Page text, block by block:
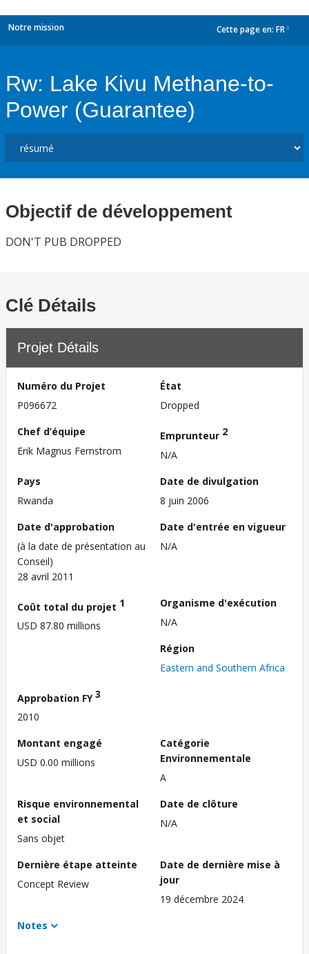
Notre mission Cette page en: FR
Rw: Lake Kivu Methane-to-
Power (Guarantee)
Objectif de développement
DON'T PUB DROPPED
Clé Détails
Projet Détails
Numéro du Projet
P096672
État
Dropped
Chef d’équipe
Erik Magnus Fernstrom
Emprunteur 2
N/A
Pays
Rwanda
Date de divulgation
8 juin 2006
Date d'approbation
(à la date de présentation au
Conseil)
28 avril 2011
Date d'entrée en vigueur
N/A
Coût total du projet 1
USD 87.80 millions
Organisme d'exécution
N/A
Région
Eastern and Southern Africa
Approbation FY3
2010
Montant engagé
USD 0.00 millions
Catégorie
Environnementale
A
Risque environnemental
et social
Sans objet
Date de clôture
N/A
Dernière étape atteinte
Concept Review
Date de dernière mise à
jour
19 décembre 2024
Notes